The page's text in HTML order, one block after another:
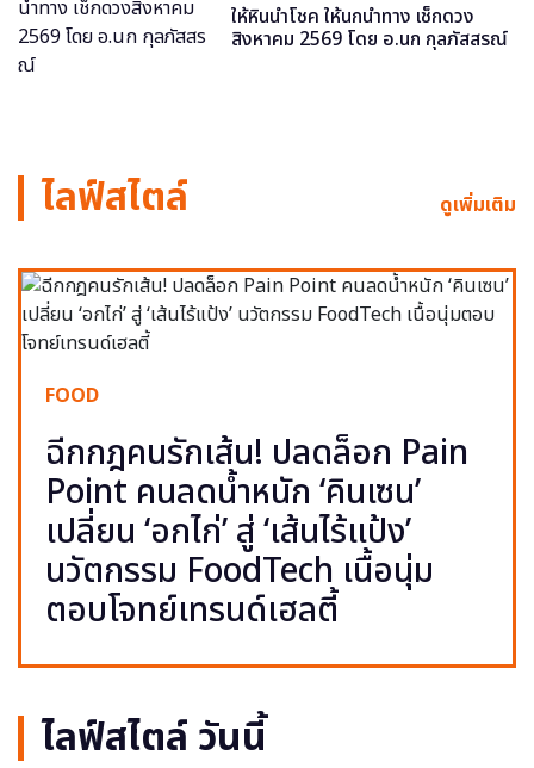
ให้หินนำโชค ให้นกนำทาง เช็กดวง
สิงหาคม 2569 โดย อ.นก กุลภัสสรณ์
ไลฟ์สไตล์ ดูเพิ่มเติม
FOOD
ฉีกกฎคนรักเส้น! ปลดล็อก Pain
Point คนลดน้ำหนัก ‘คินเซน’
เปลี่ยน ‘อกไก่’ สู่ ‘เส้นไร้แป้ง’
นวัตกรรม FoodTech เนื้อนุ่ม
ตอบโจทย์เทรนด์เฮลตี้
ไลฟ์สไตล์ วันนี้